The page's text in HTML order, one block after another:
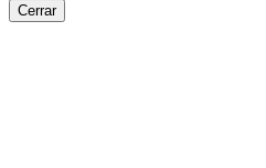
Cerrar